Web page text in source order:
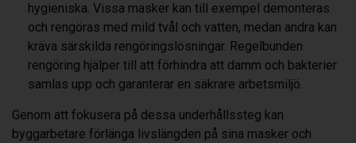
hygieniska. Vissa masker kan till exempel demonteras
och rengöras med mild tvål och vatten, medan andra kan
kräva särskilda rengöringslösningar. Regelbunden
rengöring hjälper till att förhindra att damm och bakterier
samlas upp och garanterar en säkrare arbetsmiljö.
Genom att fokusera på dessa underhållssteg kan
byggarbetare förlänga livslängden på sina masker och